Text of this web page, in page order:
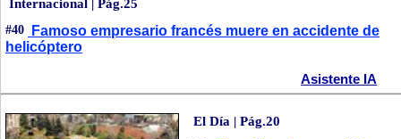
Internacional | Pág.25
#40
Famoso empresario francés muere en accidente de
helicóptero
Asistente IA
El Día | Pág.20